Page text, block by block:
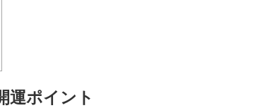
運ポイント